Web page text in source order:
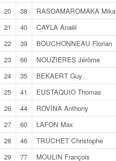
20
38 RASOAMAROMAKA Mika
21
40 CAYLA Anaël
22
39 BOUCHONNEAU Florian
23
66 NOUZIERES Jérôme
24
35 BEKAERT Guy
25
41 EUSTAQUIO Thomas
26
44 ROVINA Anthony
27
60 LAFON Max
28
46 TRUCHET Christophe
29
77 MOULIN François